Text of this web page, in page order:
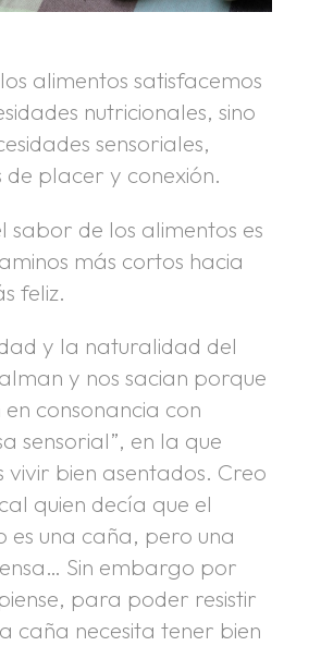
alimentos satisfacemos
nutricionales, sino
sensoriales,
de placer y conexión.
sabor de los alimentos es
más cortos hacia
feliz.
y la naturalidad del
y nos sacian porque
consonancia con
sensorial”, en la que
bien asentados. Creo
quien decía que el
es una caña, pero una
Sin embargo por
para poder resistir
caña necesita tener bien